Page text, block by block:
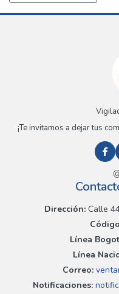
¡Te invitamos a dejar tus
Dirección:Calle
Línea
Línea
Correo:
Notificaciones: